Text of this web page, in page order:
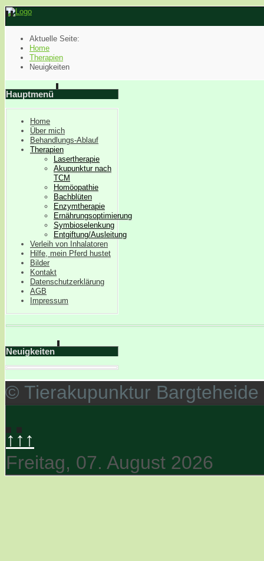
Aktuelle Seite:
Home
Therapien
Neuigkeiten
Hauptmenü
Home
Über mich
Behandlungs-Ablauf
Therapien
Lasertherapie
Akupunktur nach
TCM
Homöopathie
Bachblüten
Enzymtherapie
Ernährungsoptimierung
Symbioselenkung
Entgiftung/Ausleitung
Verleih von Inhalatoren
Hilfe, mein Pferd hustet
Bilder
Kontakt
Datenschutzerklärung
AGB
Impressum
Neuigkeiten
© Tierakupunktur Bargteheide
↑↑↑
Freitag, 07. August 2026